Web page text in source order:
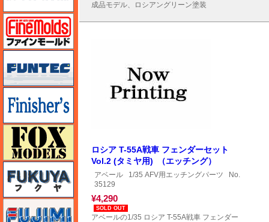
成品モデル、ロシアングリーン塗装
ロシア T-55A戦車 フェンダーセット
Vol.2 (タミヤ用) （エッチング）
アベール 1/35 AFV用エッチングパーツ No.
35129
¥4,290
SOLD OUT
アベールの1/35 ロシア T-55A戦車 フェンダー
フィニッシャーズ
フクヤ
フジミ